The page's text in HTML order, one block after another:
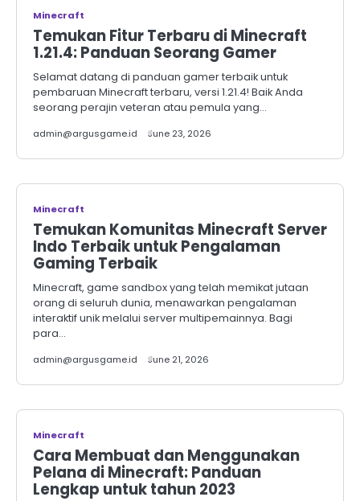
Minecraft
Temukan Fitur Terbaru di Minecraft
1.21.4: Panduan Seorang Gamer
Selamat datang di panduan gamer terbaik untuk
pembaruan Minecraft terbaru, versi 1.21.4! Baik Anda
seorang perajin veteran atau pemula yang…
admin@argusgame.id June 23, 2026
Minecraft
Temukan Komunitas Minecraft Server
Indo Terbaik untuk Pengalaman
Gaming Terbaik
Minecraft, game sandbox yang telah memikat jutaan
orang di seluruh dunia, menawarkan pengalaman
interaktif unik melalui server multipemainnya. Bagi
para…
admin@argusgame.id June 21, 2026
Minecraft
Cara Membuat dan Menggunakan
Pelana di Minecraft: Panduan
Lengkap untuk tahun 2023